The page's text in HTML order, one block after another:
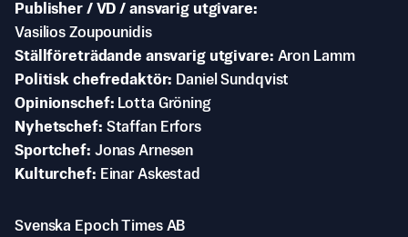
Publisher / VD / ansvarig utgivare
Vasilios Zoupounidis
Ställföreträdande ansvarig utgivare Aron Lamm
Politisk chefredaktör
Daniel Sundqvist
Opinionschef
Lotta Gröning
Nyhetschef Staffan Erfors
Sportchef Jonas Arnesen
Kulturchef
Einar Askestad
Svenska Epoch Times AB